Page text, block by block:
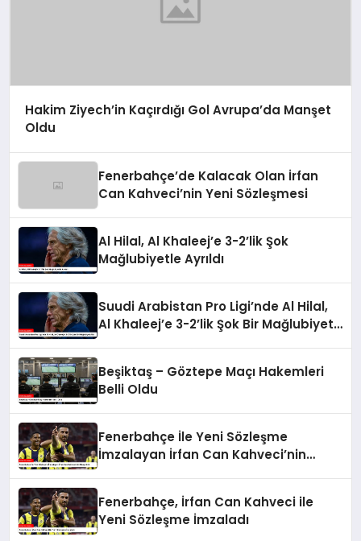
Hakim Ziyech’in Kaçırdığı Gol Avrupa’da Manşet
Oldu
Fenerbahçe’de Kalacak Olan İrfan
Can Kahveci’nin Yeni Sözleşmesi
Al Hilal, Al Khaleej’e 3-2’lik Şok
Mağlubiyetle Ayrıldı
Suudi Arabistan Pro Ligi’nde Al Hilal,
Al Khaleej’e 3-2’lik Şok Bir Mağlubiyet
Beşiktaş – Göztepe Maçı Hakemleri
Belli Oldu
Fenerbahçe İle Yeni Sözleşme
İmzalayan İrfan Can Kahveci’nin
Fenerbahçe, İrfan Can Kahveci ile
Yeni Sözleşme İmzaladı